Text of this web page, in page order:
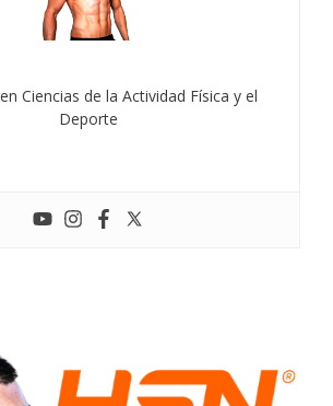
Ciencias de la Actividad Física y el
Deporte